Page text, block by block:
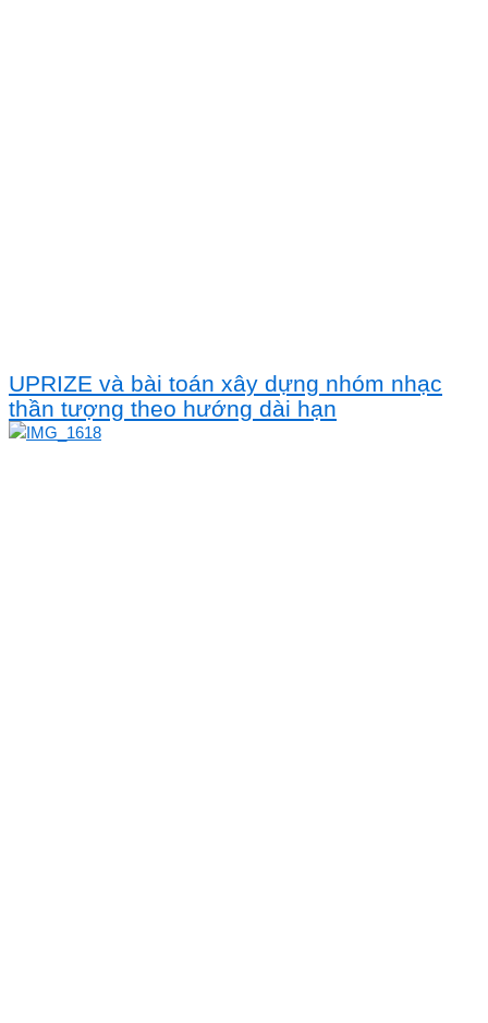
UPRIZE và bài toán xây dựng nhóm nhạc
thần tượng theo hướng dài hạn